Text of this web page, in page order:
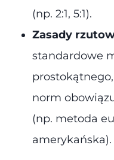
(np. 2:1, 5:1)​.
Zasady
standardowe
norm
(np. metoda
amerykańska)​.